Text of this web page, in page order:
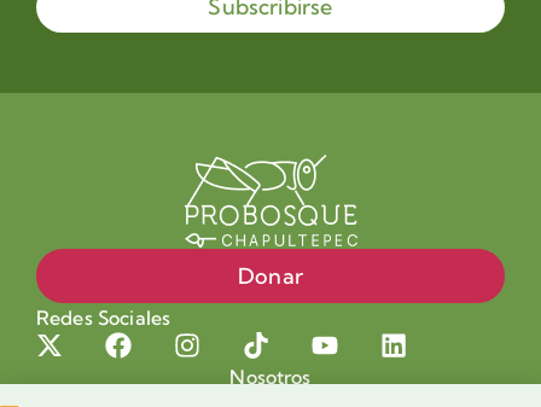
Subscribirse
Donar
Redes Sociales
Nosotros